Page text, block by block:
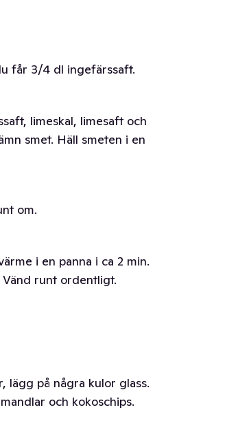
får 3/4 dl ingefärssaft.
limeskal, limesaft och
smet. Häll smeten i en
om.
i en panna i ca 2 min.
Vänd runt ordentligt.
lägg på några kulor glass.
och kokoschips.